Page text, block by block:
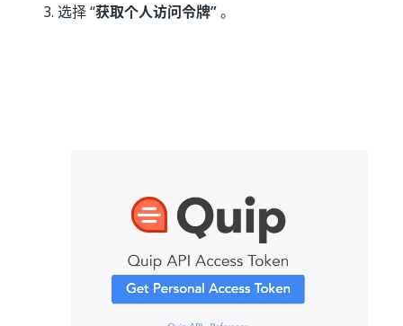
选择 “获取个人访问令牌”。